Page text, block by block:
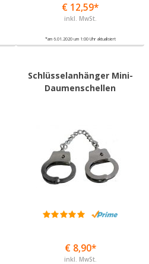
€ 12,59*
inkl. MwSt.
*am 6.01.2020 um 1:00 Uhr aktualisiert
Schlüsselanhänger Mini-
Daumenschellen
€ 8,90*
inkl. MwSt.